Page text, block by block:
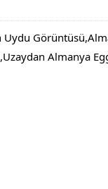
Almanya